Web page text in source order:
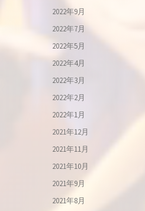
2022年9月
2022年7月
2022年5月
2022年4月
2022年3月
2022年2月
2022年1月
2021年12月
2021年11月
2021年10月
2021年9月
2021年8月